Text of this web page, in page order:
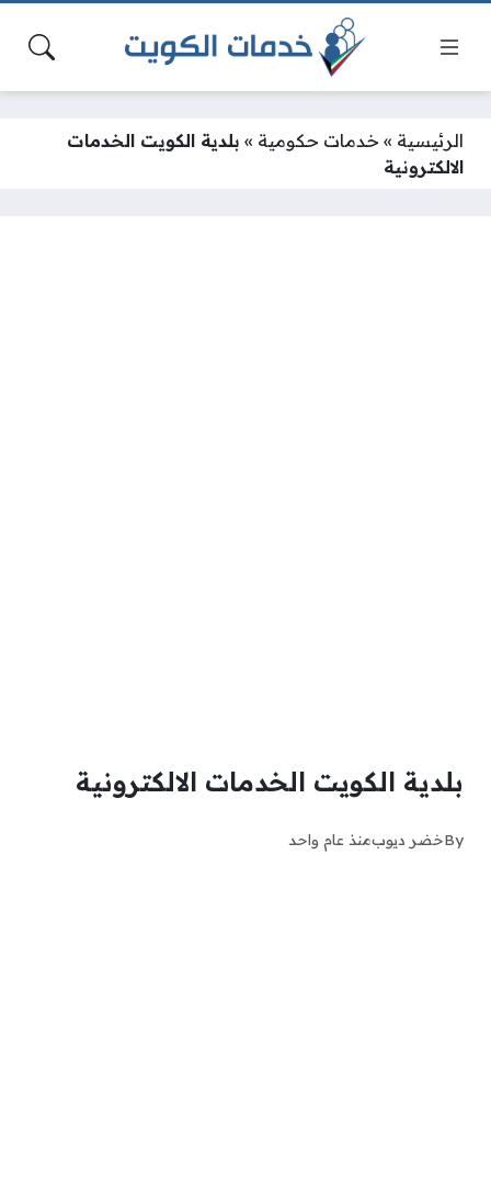
الرئيسية » خدمات حكومية » بلدية الكويت الخدمات
الالكترونية
بلدية الكويت الخدمات الالكترونية
Byخضر ديوبمنذ عام واحد